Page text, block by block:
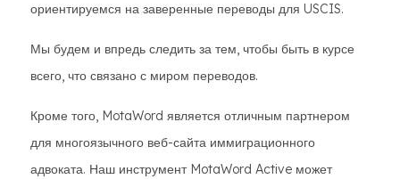
ориентируемся на заверенные переводы для USCIS.
Мы будем и впредь следить за тем, чтобы быть в курсе
всего, что связано с миром переводов.
Кроме того, MotaWord является отличным партнером
для многоязычного веб-сайта иммиграционного
адвоката. Наш инструмент MotaWord Active может